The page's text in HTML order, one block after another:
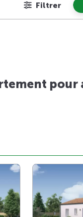
Filtrer
pour